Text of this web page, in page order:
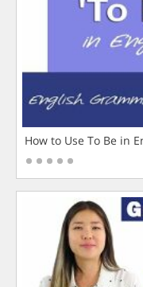
How to Use To Be in